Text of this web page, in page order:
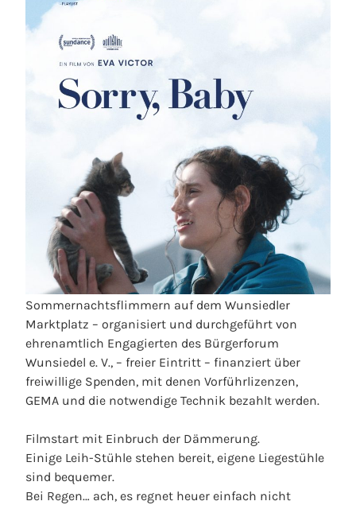
Sommernachtsflimmern auf dem Wunsiedler
Marktplatz – organisiert und durchgeführt von
ehrenamtlich Engagierten des Bürgerforum
Wunsiedel e. V., – freier Eintritt – finanziert über
freiwillige Spenden, mit denen Vorführlizenzen,
GEMA und die notwendige Technik bezahlt werden.
Filmstart mit Einbruch der Dämmerung.
Einige Leih-Stühle stehen bereit, eigene Liegestühle
sind bequemer.
Bei Regen… ach, es regnet heuer einfach nicht